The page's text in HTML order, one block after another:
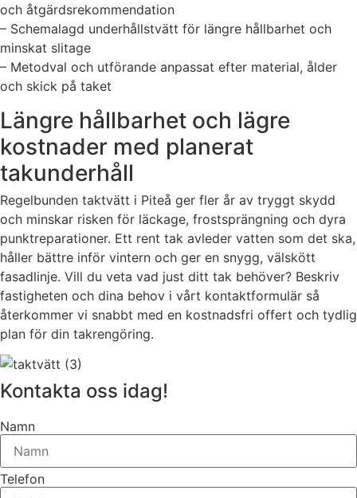
och åtgärdsrekommendation
– Schemalagd underhållstvätt för längre hållbarhet och
minskat slitage
– Metodval och utförande anpassat efter material, ålder
och skick på taket
Längre hållbarhet och lägre
kostnader med planerat
takunderhåll
Regelbunden taktvätt i Piteå ger fler år av tryggt skydd
och minskar risken för läckage, frostsprängning och dyra
punktreparationer. Ett rent tak avleder vatten som det ska,
håller bättre inför vintern och ger en snygg, välskött
fasadlinje. Vill du veta vad just ditt tak behöver? Beskriv
fastigheten och dina behov i vårt kontaktformulär så
återkommer vi snabbt med en kostnadsfri offert och tydlig
plan för din takrengöring.
Kontakta oss idag!
Namn
Telefon